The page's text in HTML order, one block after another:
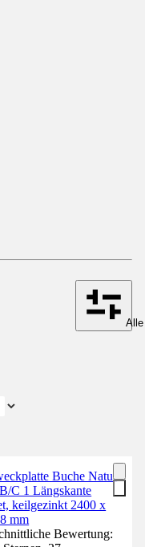
Buche Natur
C 1 Längskante
keilgezinkt 2400 x
mm
Bewertung: